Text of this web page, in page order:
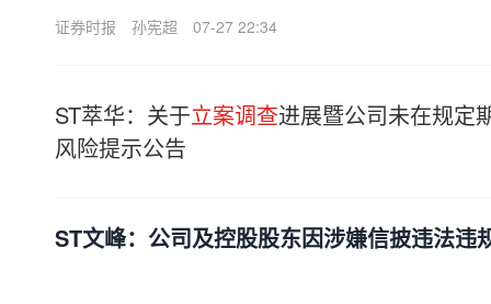
证券时报
孙宪超 07-27 22:34
ST萃华：关于立案调查进展暨公司未在规定
风险提示公告
ST文峰：公司及控股股东因涉嫌信披违法违